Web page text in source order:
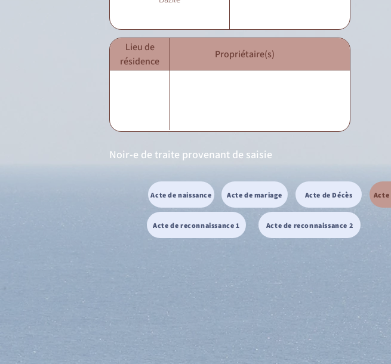
Lieu de
résidence
Propriétaire(s)
Noir-e de traite provenant de saisie
Acte de naissance Acte de mariage Acte de Décès
Acte de reconnaissance 1 Acte de reconnaissance 2
Acte